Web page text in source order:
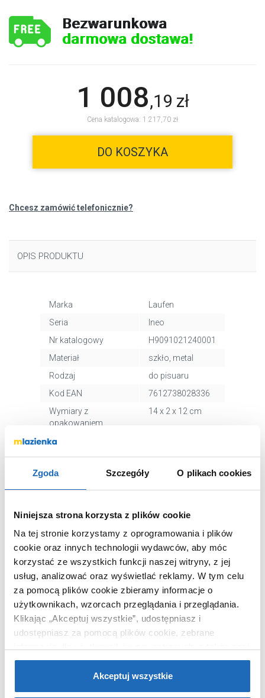
Zgoda Szczegóły O plikach cookies
Niniejsza strona korzysta z plików cookie
Na tej stronie korzystamy z oprogramowania i plików
cookie oraz innych technologii wydawców, aby móc
korzystać ze wszystkich funkcji naszej witryny, z jej
usług, analizować oraz wyświetlać reklamy. W tym celu
za pomocą plików cookie zbieramy informacje o
użytkownikach, wzorcach przeglądania i przeglądania.
Klikając „Akceptuj wszystkie”, udostępniasz i
udostępniasz za pomocą plików cookie, zebrane
partnerzy reklamowi.Jeśli chcesz, włącz „Tylko
wymagane pliki cookie”.Pamiętaj jednak, że
zablokowane niektóre pliki cookie mogą mieć wpływ na
Akceptuj wszystkie
Bezwarunkowa
darmowa dostawa!
1 008,19 zł
Cena katalogowa: 1 217,70 zł
DO KOSZYKA
Chcesz zamówić telefonicznie?
OPIS PRODUKTU
Marka
Laufen
Seria
Ineo
Nr katalogowy
H9091021240001
Materiał
szkło, metal
Rodzaj
do pisuaru
Kod EAN
7612738028336
Wymiary z
opakowaniem
14 x 2 x 12 cm
Waga z
Dane producenta Zobacz
WARTO DOKUPIĆ